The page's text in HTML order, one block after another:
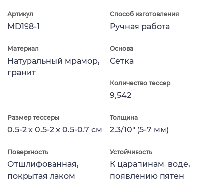
Артикул
MD198-1
Способ изготовления
Ручная работа
Материал
Натуральный мрамор,
гранит
Основа
Сетка
Количество тессер
9,542
Размер тессеры
0.5-2 x 0.5-2 x 0.5-0.7 см
Толщина
2.3/10" (5-7 мм)
Поверхность
Отшлифованная,
покрытая лаком
Устойчивость
К царапинам, воде,
появлению пятен